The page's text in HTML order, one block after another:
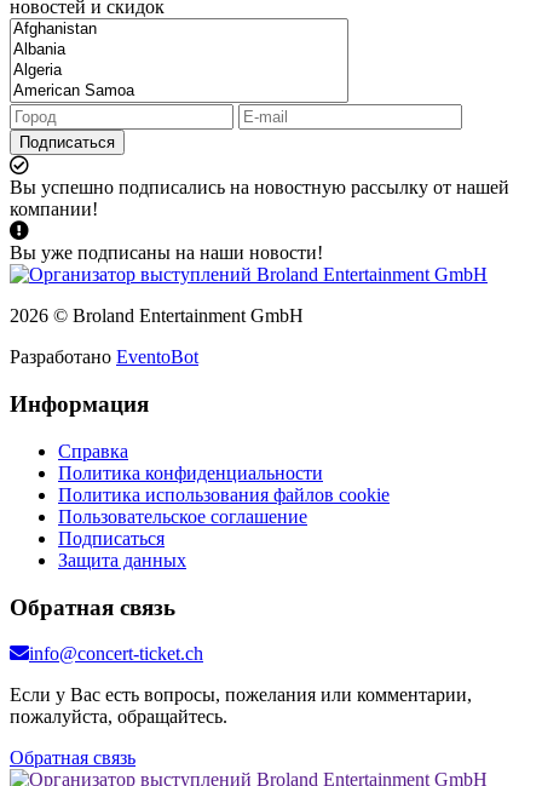
новостей и скидок
Подписаться
Вы успешно подписались на новостную рассылку от нашей
компании!
Вы уже подписаны на наши новости!
2026 © Broland Entertainment GmbH
Разработано EventoBot
Информация
Справка
Политика конфиденциальности
Политика использования файлов cookie
Пользовательское соглашение
Подписаться
Защита данных
Обратная связь
info@concert-ticket.ch
Если у Вас есть вопросы, пожелания или комментарии,
пожалуйста, обращайтесь.
Обратная связь